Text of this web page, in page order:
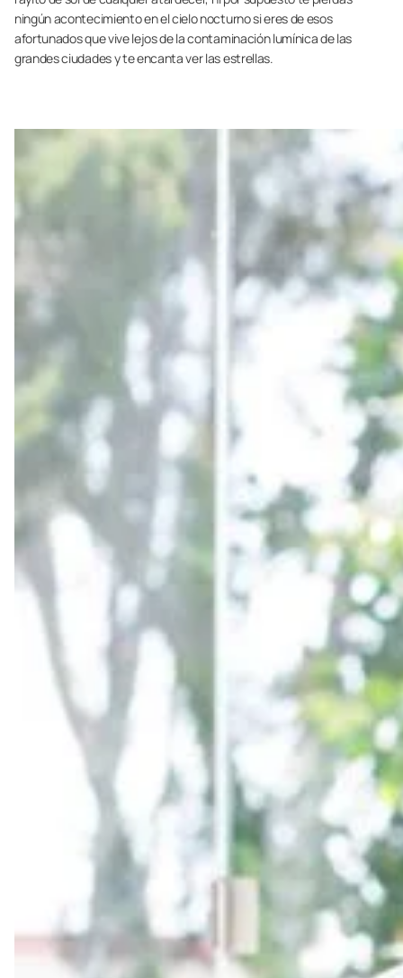
ningún acontecimiento en el cielo nocturno si eres de esos
afortunados que vive lejos de la contaminación lumínica de las
grandes ciudades y te encanta ver las estrellas.